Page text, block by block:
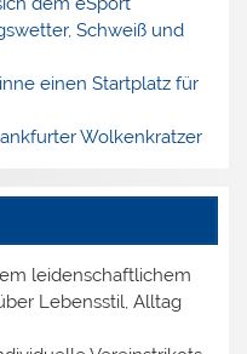
Schweiß und
einen Startplatz für
Wolkenkratzer
leidenschaftlichem
Lebensstil, Alltag